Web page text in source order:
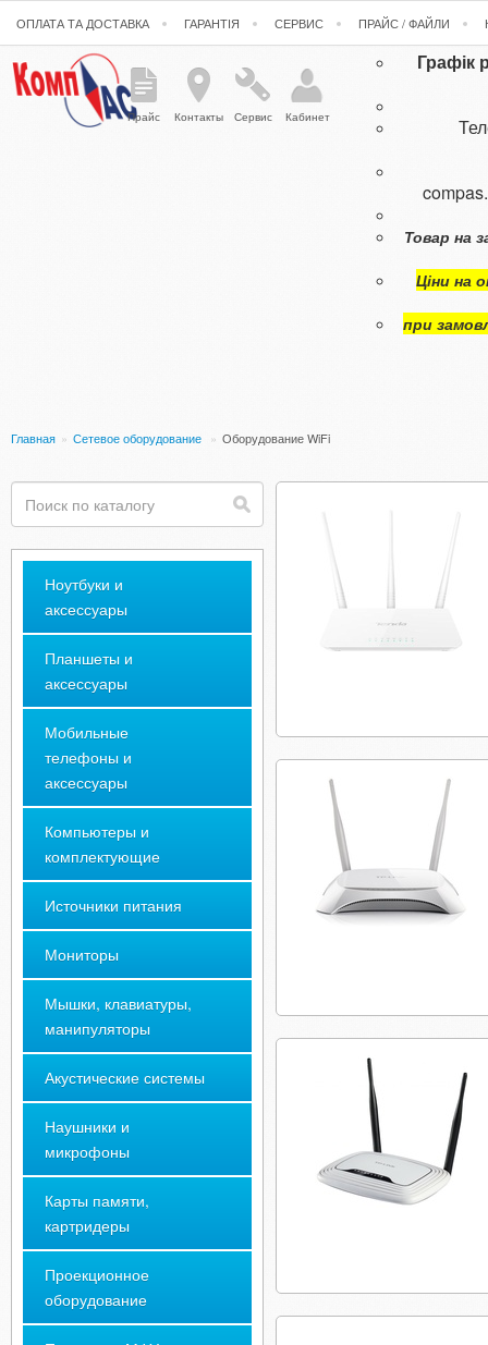
ОПЛАТА ТА ДОСТАВКА ГАРАНТІЯ СЕРВИС ПРАЙС / ФАЙЛИ
Прайс Контакты Сервис Кабинет
Графік
Товар на
Ціни на
при
Главная » Сетевое оборудование » Оборудование WiFi
Ноутбуки и
аксессуары
Планшеты и
аксессуары
Мобильные
телефоны и
аксессуары
Компьютеры и
комплектующие
Источники питания
Мониторы
Мышки, клавиатуры,
манипуляторы
Акустические системы
Наушники и
микрофоны
Карты памяти,
картридеры
Проекционное
оборудование